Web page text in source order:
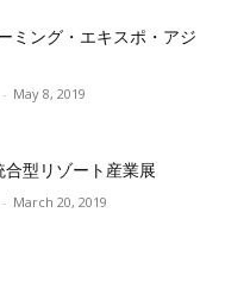
ミング・エキスポ・アジ
- May 8, 2019
型リゾート産業展
- March 20, 2019